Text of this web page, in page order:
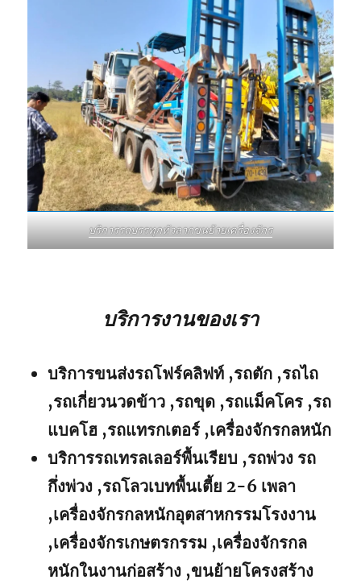
บริการรถบรรทุกหัวลากขนย้ายเครื่องจักร
บริการงานของเรา
บริการขนส่งรถโฟร์คลิฟท์ ,รถตัก ,รถไถ
,รถเกี่ยวนวดข้าว ,รถขุด ,รถแม็คโคร ,รถ
แบคโฮ ,รถแทรกเตอร์ ,เครื่องจักรกลหนัก
บริการรถเทรลเลอร์พื้นเรียบ ,รถพ่วง รถ
กึ่งพ่วง ,รถโลวเบทพื้นเตี้ย 2-6 เพลา
,เครื่องจักรกลหนักอุตสาหกรรมโรงงาน
,เครื่องจักรเกษตรกรรม ,เครื่องจักรกล
หนักในงานก่อสร้าง ,ขนย้ายโครงสร้าง